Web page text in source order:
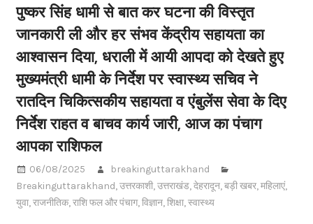
पुष्कर सिंह धामी से बात कर घटना की विस्तृत
जानकारी ली और हर संभव केंद्रीय सहायता का
आश्वासन दिया, धराली में आयी आपदा को देखते हुए
मुख्यमंत्री धामी के निर्देश पर स्वास्थ्य सचिव ने
रातदिन चिकित्सकीय सहायता व एंबुलेंस सेवा के दिए
निर्देश राहत व बाचव कार्य जारी, आज का पंचाग
आपका राशिफल
06/08/2025
breakinguttarakhand
Breakinguttarakhand,उत्तरकाशी,उत्तराखंड,देहरादून,बड़ी खबर,महिलाएं,
युवा,राजनीतिक,राशि फल और पंचाग,विज्ञान,शिक्षा,स्वास्थ्य